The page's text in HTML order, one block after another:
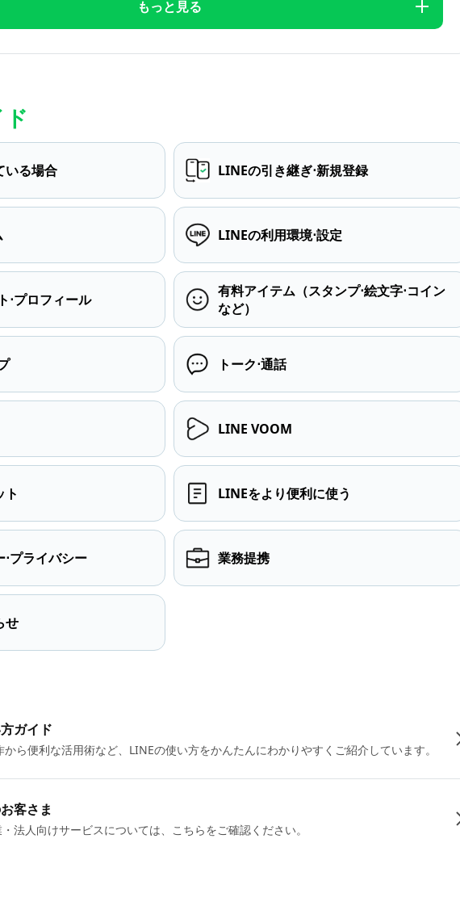
もっと見る
いる場合 LINEの引き継ぎ⋅新規登録
LINEの利用環境⋅設定
⋅プロフィール
有料アイテム（スタンプ⋅絵文字⋅コイン
など）
トーク⋅通話
LINE VOOM
ト LINEをより便利に使う
プライバシー 業務提携
せ
ガイド
から便利な活用術など、LINEの使い方をかんたんにわかりやすくご紹介しています。
客さま
法人向けサービスについては、こちらをご確認ください。